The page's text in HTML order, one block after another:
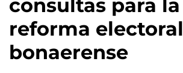
consultas para la
reforma electoral
bonaerense